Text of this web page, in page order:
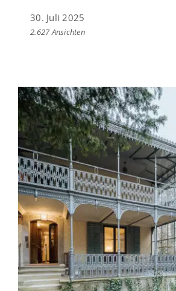
30. Juli 2025
2.627 Ansichten